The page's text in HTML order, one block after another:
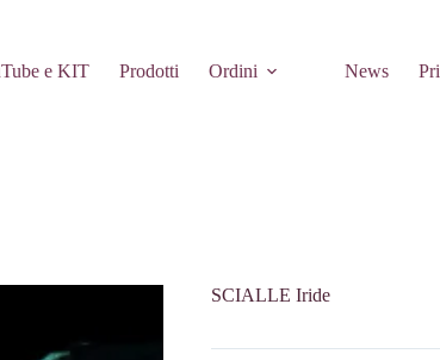
e KIT Prodotti Ordini News
SCIALLE Iride